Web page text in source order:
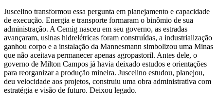
Juscelino transformou essa pergunta em planejamento e capacidade
de execução. Energia e transporte formaram o binômio de sua
administração. A Cemig nasceu em seu governo, as estradas
avançaram, usinas hidrelétricas foram construídas, a industrialização
ganhou corpo e a instalação da Mannesmann simbolizou uma Minas
que não aceitava permanecer apenas agropastoril. Antes dele, o
governo de Milton Campos já havia deixado estudos e orientações
para reorganizar a produção mineira. Juscelino estudou, planejou,
deu velocidade aos projetos, construiu uma obra administrativa com
estratégia e visão de futuro. Deixou legado.